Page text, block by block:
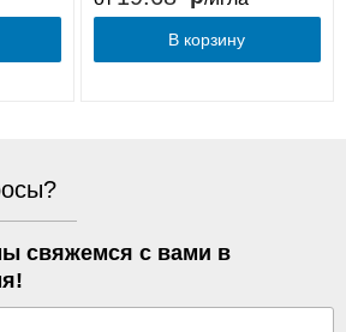
В корзину
свяжемся с вами в